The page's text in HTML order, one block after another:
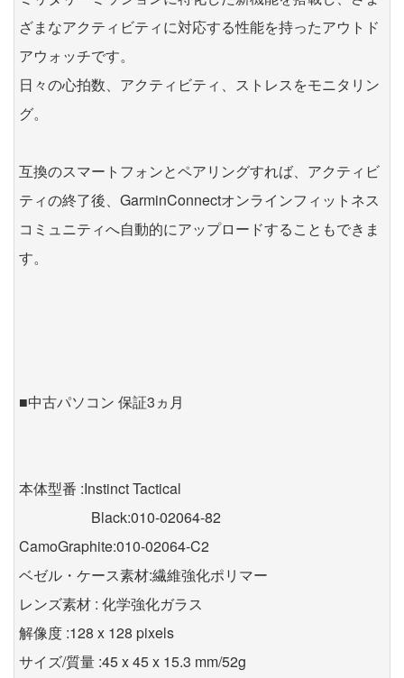
ざまなアクティビティに対応する性能を持ったアウトド
アウォッチです。
日々の心拍数、アクティビティ、ストレスをモニタリン
グ。
互換のスマートフォンとペアリングすれば、アクティビ
ティの終了後、GarminConnectオンラインフィットネス
コミュニティへ自動的にアップロードすることもできま
す。
■中古パソコン 保証3ヵ月
本体型番 :Instinct Tactical
Black:010-02064-82
CamoGraphite:010-02064-C2
ベゼル・ケース素材:繊維強化ポリマー
レンズ素材 : 化学強化ガラス
解像度 :128 x 128 pixels
サイズ/質量 :45 x 45 x 15.3 mm/52g